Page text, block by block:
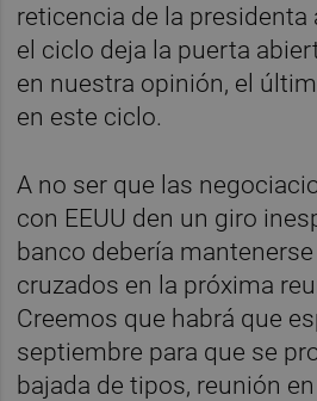
reticencia de la presidenta
el ciclo deja la puerta
en nuestra opinión, el
en este ciclo.
A no ser que las
con EEUU den un giro
banco debería
cruzados en la próxima
Creemos que habrá que
septiembre para que se
bajada de tipos, reunión